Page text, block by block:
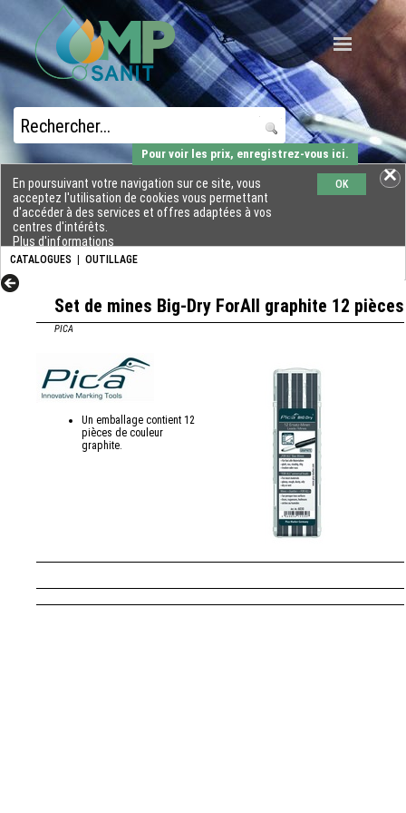
CATALOGUES OUTILLAGE
En poursuivant votre navigation sur ce site, vous
acceptez l'utilisation de cookies vous permettant
d'accéder à des services et offres adaptées à vos
centres d'intérêts.
Plus d'informations
OK
Pour voir les prix, enregistrez-vous ici.